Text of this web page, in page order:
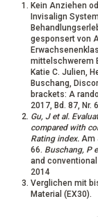
Kein Anziehen
Invisalign
gesponsert von
mittelschwerem
Katie C. Julien,
Buschang,
brackets: A
2017, Bd. 87, Nr.
Gu, J et al.
compared with
Rating index. Am
66. Buschang, P
and
2014
Verglichen mit
Material (EX30).